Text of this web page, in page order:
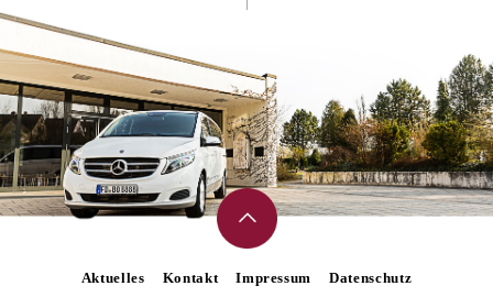
Aktuelles Kontakt Impressum Datenschutz